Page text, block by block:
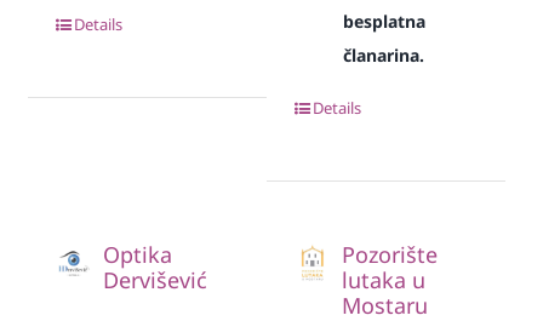
Details
besplatna
članarina.
Details
Optika
Dervišević
Pozorište
lutaka u
Mostaru